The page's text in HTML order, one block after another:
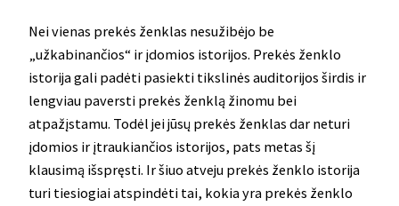
Nei vienas prekės ženklas nesužibėjo be
„užkabinančios“ ir įdomios istorijos. Prekės ženklo
istorija gali padėti pasiekti tikslinės auditorijos širdis ir
lengviau paversti prekės ženklą žinomu bei
atpažįstamu. Todėl jei jūsų prekės ženklas dar neturi
įdomios ir įtraukiančios istorijos, pats metas šį
klausimą išspręsti. Ir šiuo atveju prekės ženklo istorija
turi tiesiogiai atspindėti tai, kokia yra prekės ženklo